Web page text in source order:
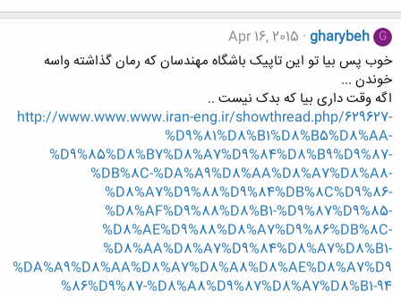
G
gharybeh
Apr 16, 2015
خوب پس بیا تو این تاپیک باشگاه مهندسان که رمان گذاشته واسه
خوندن ...
اگه وقت داری بیا که بدک نیست ..
http://www.www.www.iran-eng.ir/showthread.php/629627-
%D9%81%D8%B1%D8%B5%D8%AA-
%D9%85%D8%B7%D8%A7%D9%84%D8%B9%D9%87-
%DB%8C-%DA%A9%D8%AA%D8%A7%D8%A8-
%D8%A7%D9%88%D9%84%DB%8C%D9%86-
%D8%AF%D9%88%D8%B1-%D9%87%D9%85-
%D8%AE%D9%88%D8%A7%D9%86%DB%8C-
%D8%AA%D8%A7%D9%84%D8%A7%D8%B1-
%DA%A9%D8%AA%D8%A7%D8%A8%D8%AE%D8%A7%D9
%86%D9%87-%D8%A8%D9%87%D8%A7%D8%B1-94